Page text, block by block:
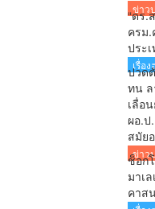
ข่าว
“ดร.
ครม
ประ
เรื่อ
ปวด
ทน ล
เลื่อ
ผอ.ป
สมัย
ข่าว
ช็อก
มาเ
คาส